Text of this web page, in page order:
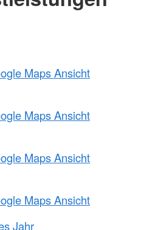
Maps Ansicht
Maps Ansicht
Maps Ansicht
Maps Ansicht
Jahr